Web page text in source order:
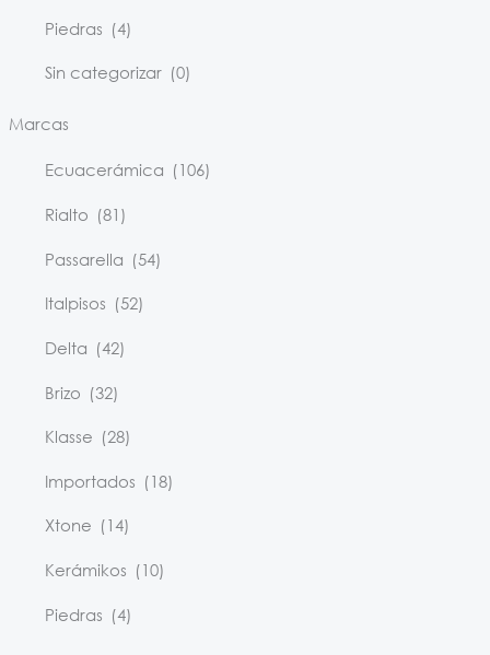
Piedras (4)
Sin categorizar (0)
Marcas
Ecuacerámica (106)
Rialto (81)
Passarella (54)
Italpisos (52)
Delta (42)
Brizo (32)
Klasse (28)
Importados (18)
Xtone (14)
Kerámikos (10)
Piedras (4)